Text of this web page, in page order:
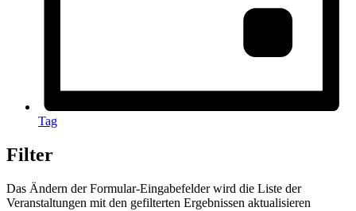
Tag
Filter
Das Ändern der Formular-Eingabefelder wird die Liste der
Veranstaltungen mit den gefilterten Ergebnissen aktualisieren